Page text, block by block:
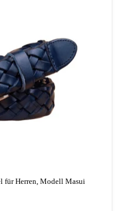
für Herren, Modell Masui